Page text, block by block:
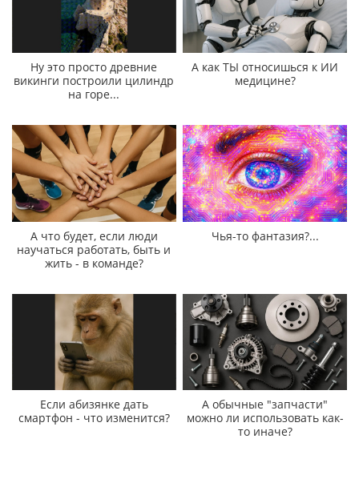
Ну это просто древние
викинги построили цилиндр
на горе...
А как ТЫ относишься к ИИ
медицине?
А что будет, если люди
научаться работать, быть и
жить - в команде?
Чья-то фантазия?...
Если абизянке дать
смартфон - что изменится?
А обычные "запчасти"
можно ли использовать как-
то иначе?